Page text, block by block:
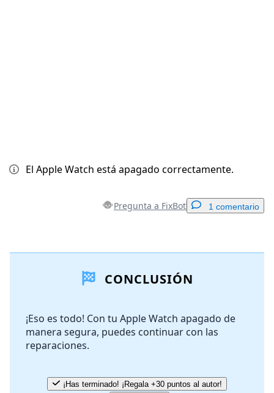
El Apple Watch está apagado correctamente.
Pregunta a FixBot 1 comentario
Agregar Comentario
Cancelar Publicar comentario
CONCLUSIÓN
¡Eso es todo! Con tu Apple Watch apagado de
manera segura, puedes continuar con las
reparaciones.
¡Has terminado! ¡Regala +30 puntos al autor!